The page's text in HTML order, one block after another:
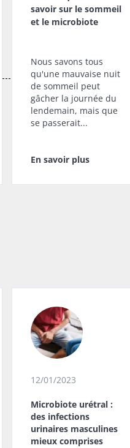
savoir sur le sommeil
et le microbiote
Nous savons tous
qu'une mauvaise nuit
de sommeil peut
gâcher la journée du
lendemain, mais que
se passerait...
En savoir plus
12/01/2023
Microbiote urétral :
des infections
urinaires masculines
mieux comprises